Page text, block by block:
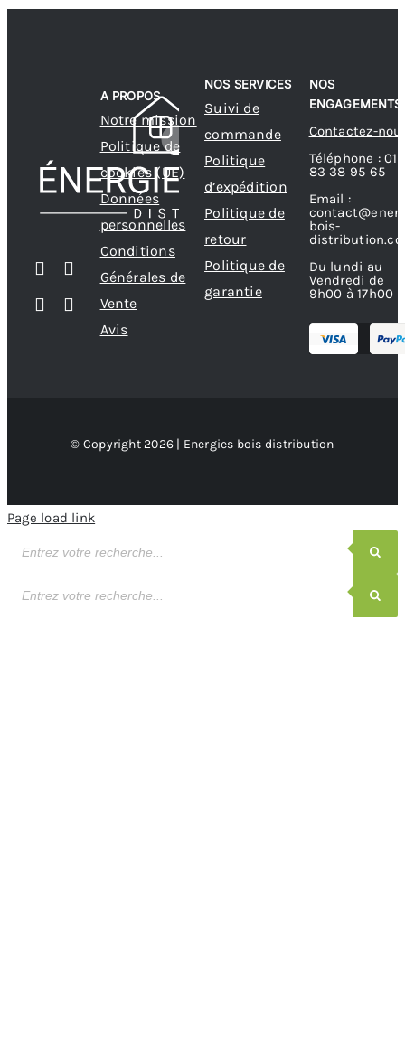
A PROPOS
Notre mission
Politique de
cookies (UE)
Données
personnelles
Conditions
Générales de
Vente
Avis
NOS SERVICES
Suivi de
commande
Politique
d’expédition
Politique de
retour
Politique de
garantie
NOS
ENGAGEMENTS
Contactez-
Téléphone : 01
83 38 95 65
Email :
bois-
Du lundi au
Vendredi de
9h00 à 17h00
© Copyright 2026 | Energies bois distribution
Page load link
de
de